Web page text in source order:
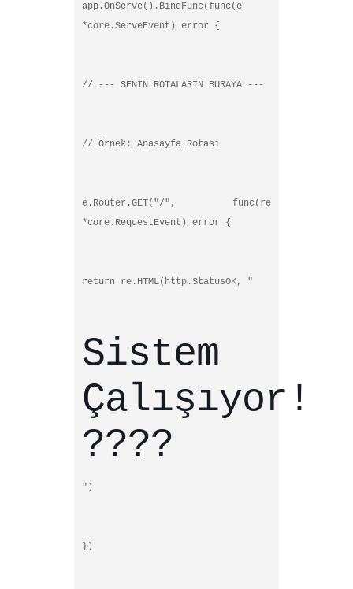
app.OnServe().BindFunc(func(e
*core.ServeEvent) error {
// --- SENİN ROTALARIN BURAYA ---
// Örnek: Anasayfa Rotası
e.Router.GET("/", func(re
*core.RequestEvent) error {
return re.HTML(http.StatusOK, "
Sistem
Çalışıyor!
????
")
})